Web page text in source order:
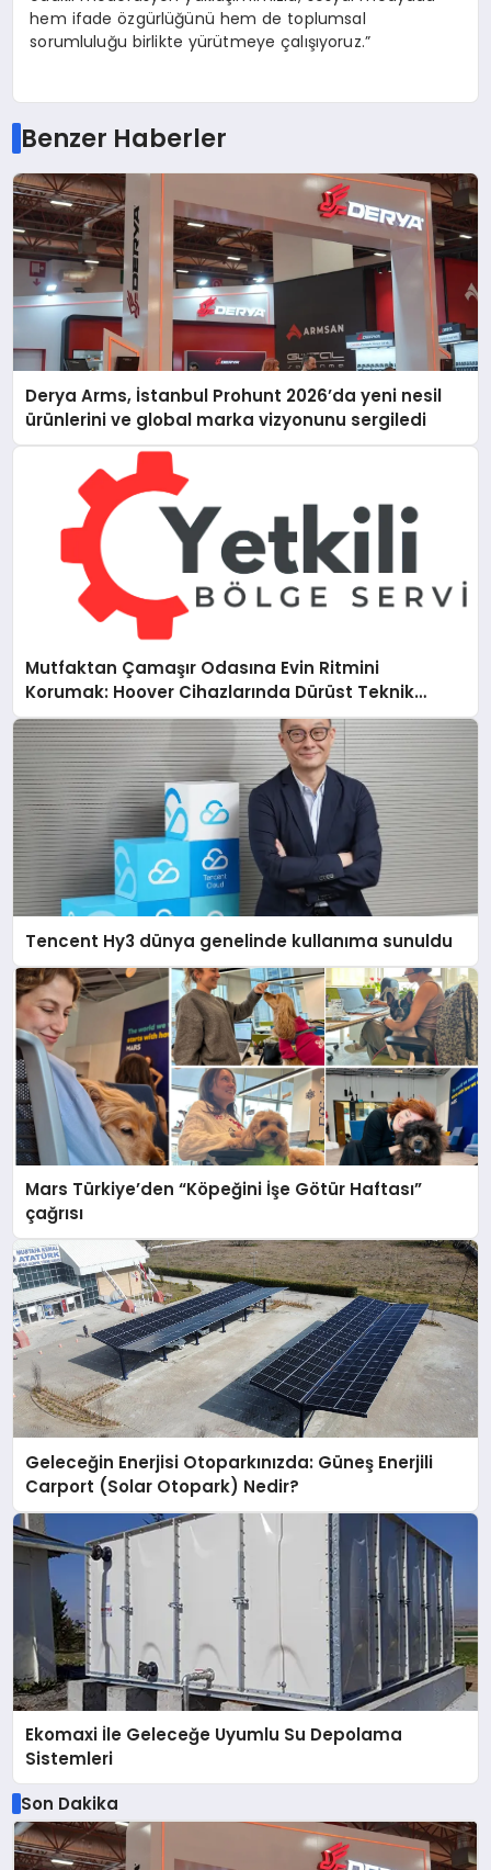
hem ifade özgürlüğünü hem de toplumsal
sorumluluğu birlikte yürütmeye çalışıyoruz.”
Benzer Haberler
Derya Arms, İstanbul Prohunt 2026’da yeni nesil
ürünlerini ve global marka vizyonunu sergiledi
Mutfaktan Çamaşır Odasına Evin Ritmini
Korumak: Hoover Cihazlarında Dürüst Teknik
Destek Deneyimi
Tencent Hy3 dünya genelinde kullanıma sunuldu
Mars Türkiye’den “Köpeğini İşe Götür Haftası”
çağrısı
Geleceğin Enerjisi Otoparkınızda: Güneş Enerjili
Carport (Solar Otopark) Nedir?
Ekomaxi İle Geleceğe Uyumlu Su Depolama
Sistemleri
Son Dakika